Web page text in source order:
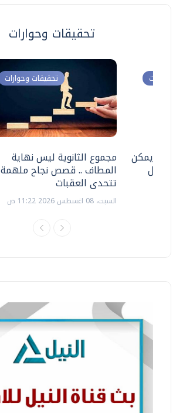
تحقيقات وحوارات
تحقيقات وحوارات
مجموع الثانوية ليس نهاية
المطاف .. قصص نجاح ملهمة
تتحدى العقبات
السبت، 08 اغسطس 2026 11:22 ص
وحوارات
.. هل يمكن
نتعامل